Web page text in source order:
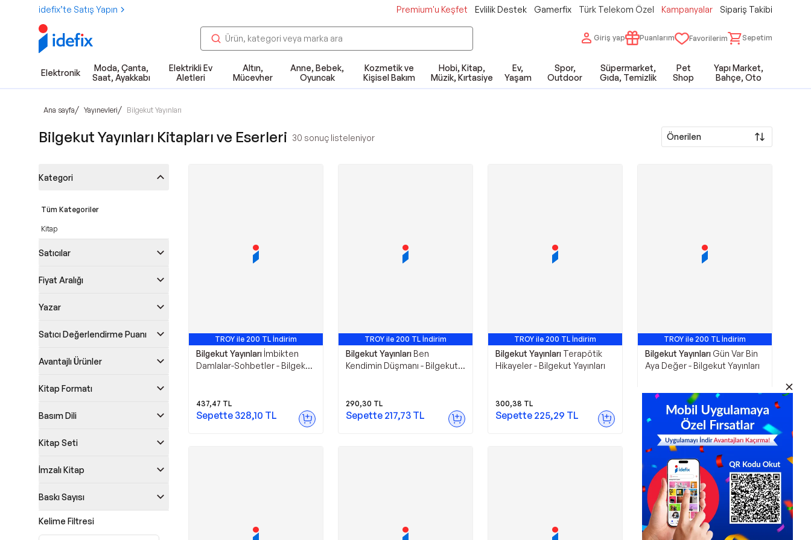
idefix’te Satış Yapın Premium'u Keşfet Evlilik Destek Gamerfix Türk Telekom Özel Kampanyalar Sipariş Takibi
Giriş yap Puanlarım Favorilerim Sepetim
Elektronik
Moda, Çanta,
Saat, Ayakkabı
Elektrikli Ev
Aletleri
Altın,
Mücevher
Anne, Bebek,
Oyuncak
Kozmetik ve
Kişisel Bakım
Hobi, Kitap,
Müzik, Kırtasiye
Ev,
Yaşam
Spor,
Outdoor
Süpermarket,
Gıda, Temizlik
Pet
Shop
Yapı Market,
Bahçe, Oto
Ana sayfa/ Yayınevleri/ Bilgekut Yayınları
Bilgekut Yayınları Kitapları ve Eserleri 30 sonuç listeleniyor Önerilen
Kategori
Tüm Kategoriler
Kitap
Satıcılar
Fiyat Aralığı
Yazar
Satıcı Değerlendirme Puanı
Avantajlı Ürünler
Kitap Formatı
Basım Dili
Kitap Seti
İmzalı Kitap
Baskı Sayısı
Kelime Filtresi
TROY ile 200 TL İndirim
Bilgekut Yayınları İmbikten
Damlalar-Sohbetler - Bilgekut
437,47 TL
Sepette 328,10 TL
TROY ile 200 TL İndirim
Bilgekut Yayınları Ben
Kendimin Düşmanı - Bilgekut
290,30 TL
Sepette 217,73 TL
TROY ile 200 TL İndirim
Bilgekut Yayınları Terapötik
Hikayeler - Bilgekut Yayınları
300,38 TL
Sepette 225,29 TL
TROY ile 200 TL İndirim
Bilgekut Yayınları Gün Var Bin
Aya Değer - Bilgekut Yayınları
300,38 TL
Sepette225,29TL